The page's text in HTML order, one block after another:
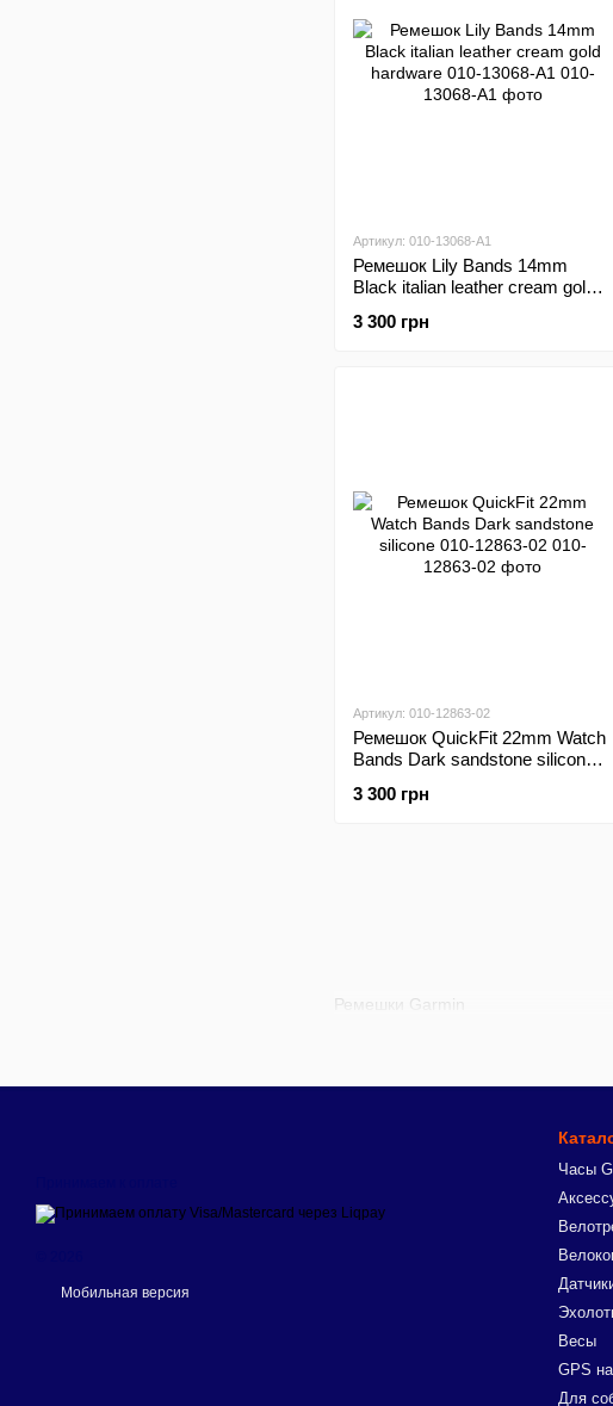
Ремешки Garmin
Артикул: 010-13068-A1
Ремешок Lily Bands 14mm
Black italian leather cream gold
3 300 грн
Артикул: 010-12863-02
Ремешок QuickFit 22mm Watch
Bands Dark sandstone silicone
3 300 грн
Мобильная версия
Часы
Весы
GPS
Для